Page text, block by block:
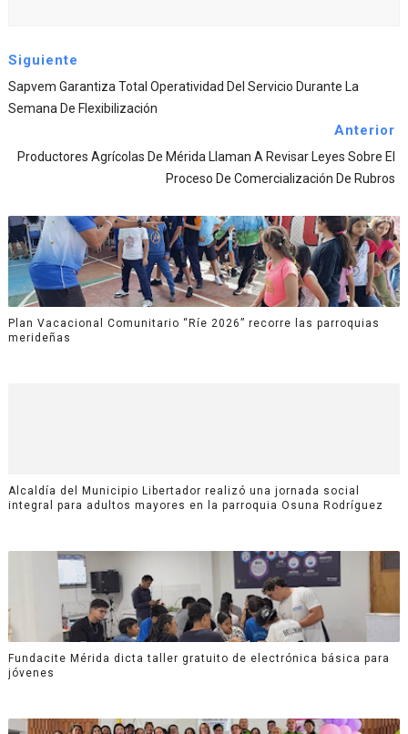
Siguiente
Sapvem Garantiza Total Operatividad Del Servicio Durante La
Semana De Flexibilización
Anterior
Productores Agrícolas De Mérida Llaman A Revisar Leyes Sobre El
Proceso De Comercialización De Rubros
Plan Vacacional Comunitario “Ríe 2026” recorre las parroquias
merideñas
Alcaldía del Municipio Libertador realizó una jornada social
integral para adultos mayores en la parroquia Osuna Rodríguez
Fundacite Mérida dicta taller gratuito de electrónica básica para
jóvenes